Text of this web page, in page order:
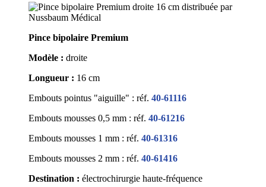
Pince bipolaire Premium
Modèle : droite
Longueur : 16 cm
Embouts pointus "aiguille" : réf. 40-61116
Embouts mousses 0,5 mm : réf. 40-61216
Embouts mousses 1 mm : réf. 40-61316
Embouts mousses 2 mm : réf. 40-61416
Destination : électrochirurgie haute-fréquence